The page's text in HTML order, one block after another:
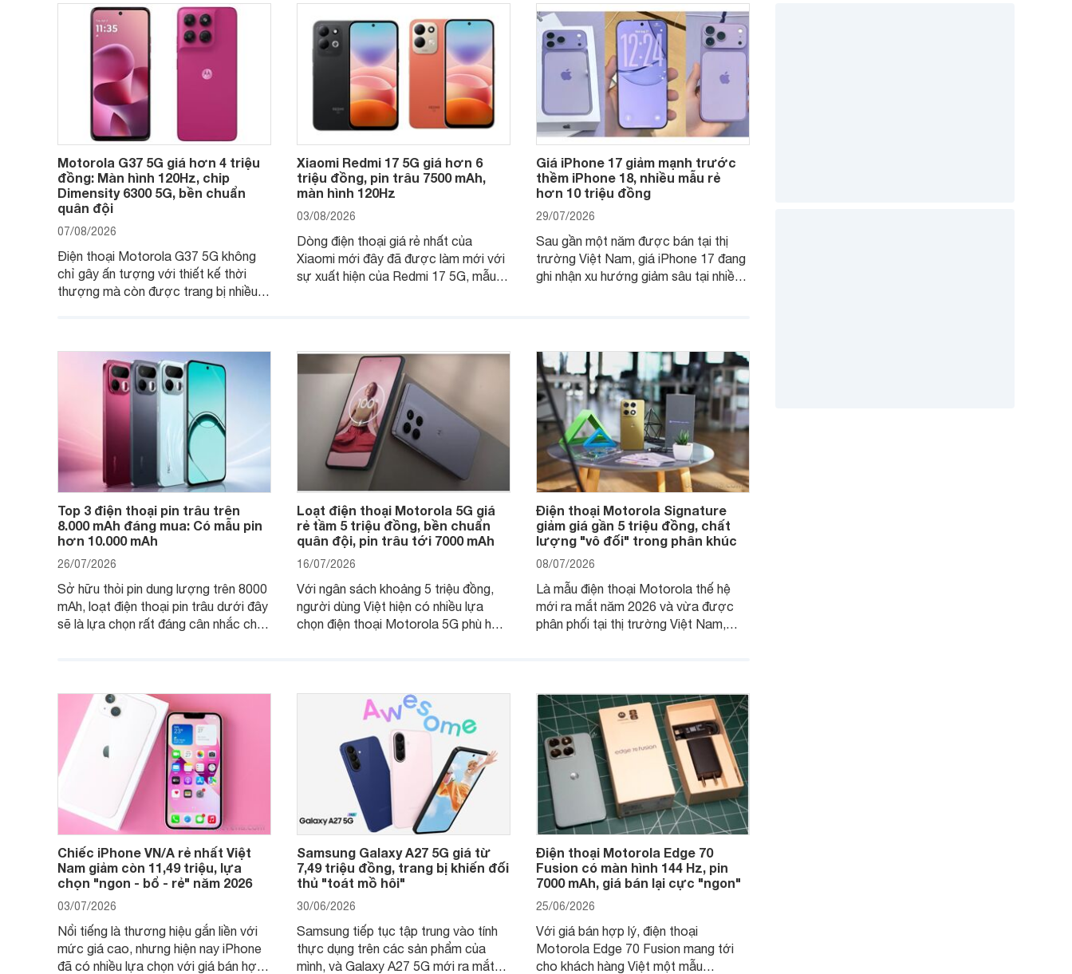
Motorola G37 5G giá hơn 4 triệu
đồng: Màn hình 120Hz, chip
Dimensity 6300 5G, bền chuẩn
quân đội
07/08/2026
Điện thoại Motorola G37 5G không
chỉ gây ấn tượng với thiết kế thời
thượng mà còn được trang bị nhiều
Xiaomi Redmi 17 5G giá hơn 6
triệu đồng, pin trâu 7500 mAh,
màn hình 120Hz
03/08/2026
Dòng điện thoại giá rẻ nhất của
Xiaomi mới đây đã được làm mới với
sự xuất hiện của Redmi 17 5G, mẫu
Giá iPhone 17 giảm mạnh trước
thềm iPhone 18, nhiều mẫu rẻ
hơn 10 triệu đồng
29/07/2026
Sau gần một năm được bán tại thị
trường Việt Nam, giá iPhone 17 đang
ghi nhận xu hướng giảm sâu tại nhiều
Top 3 điện thoại pin trâu trên
8.000 mAh đáng mua: Có mẫu pin
hơn 10.000 mAh
26/07/2026
Sở hữu thỏi pin dung lượng trên 8000
mAh, loạt điện thoại pin trâu dưới đây
sẽ là lựa chọn rất đáng cân nhắc cho
Loạt điện thoại Motorola 5G giá
rẻ tầm 5 triệu đồng, bền chuẩn
quân đội, pin trâu tới 7000 mAh
16/07/2026
Với ngân sách khoảng 5 triệu đồng,
người dùng Việt hiện có nhiều lựa
chọn điện thoại Motorola 5G phù hợp
Điện thoại Motorola Signature
giảm giá gần 5 triệu đồng, chất
lượng "vô đối" trong phân khúc
08/07/2026
Là mẫu điện thoại Motorola thế hệ
mới ra mắt năm 2026 và vừa được
phân phối tại thị trường Việt Nam,
trình giảm giá hấp dẫn, mang đến
thêm một lựa chọn chất lượng cho
người dùng Việt.
Chiếc iPhone VN/A rẻ nhất Việt
Nam giảm còn 11,49 triệu, lựa
chọn "ngon - bổ - rẻ" năm 2026
03/07/2026
Nổi tiếng là thương hiệu gắn liền với
mức giá cao, nhưng hiện nay iPhone
đã có nhiều lựa chọn với giá bán hợp
Samsung Galaxy A27 5G giá từ
7,49 triệu đồng, trang bị khiến đối
thủ "toát mồ hôi"
30/06/2026
Samsung tiếp tục tập trung vào tính
thực dụng trên các sản phẩm của
mình, và Galaxy A27 5G mới ra mắt
Điện thoại Motorola Edge 70
Fusion có màn hình 144 Hz, pin
7000 mAh, giá bán lại cực "ngon"
25/06/2026
Với giá bán hợp lý, điện thoại
Motorola Edge 70 Fusion mang tới
cho khách hàng Việt một mẫu